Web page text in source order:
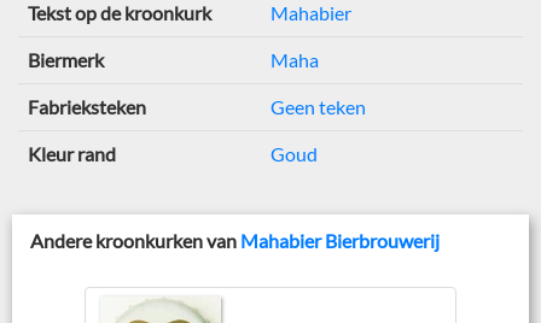
Tekst op de kroonkurk Mahabier
Biermerk Maha
Fabrieksteken Geen teken
Kleur rand Goud
Andere kroonkurken van Mahabier Bierbrouwerij